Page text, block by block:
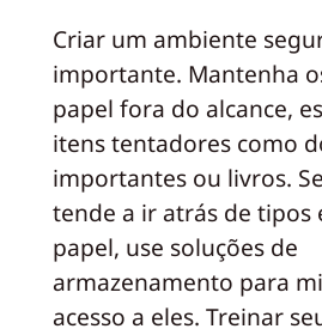
Criar um ambiente
importante. Mantenha
papel fora do alcance,
itens tentadores como
importantes ou livros.
tende a ir atrás de tipos
papel, use soluções de
armazenamento para
acesso a eles. Treinar